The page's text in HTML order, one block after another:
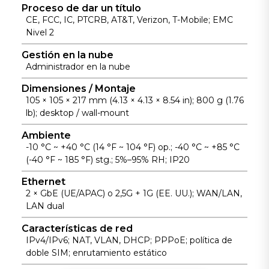
OpenVPN, lo
que garantiza
el acceso
remoto a
redes
distribuidas.
en entornos
comerciales
que reduce
operaciones
Proceso de dar un título
CE, FCC, IC, PTCRB, AT&T, Verizon, T-Mobile; EMC
Nivel 2
Gestión en la nube
Administrador en la nube
Dimensiones / Montaje
105 × 105 × 217 mm (4.13 × 4.13 × 8.54 in); 800 g (1.76
lb); desktop / wall-mount
Ambiente
-10 °C ~ +40 °C (14 °F ~ 104 °F) op.; -40 °C ~ +85 °C
(-40 °F ~ 185 °F) stg.; 5%–95% RH; IP20
Ethernet
2 × GbE (UE/APAC) o 2,5G + 1G (EE. UU.); WAN/LAN,
LAN dual
Características de red
IPv4/IPv6; NAT, VLAN, DHCP; PPPoE; política de
doble SIM; enrutamiento estático